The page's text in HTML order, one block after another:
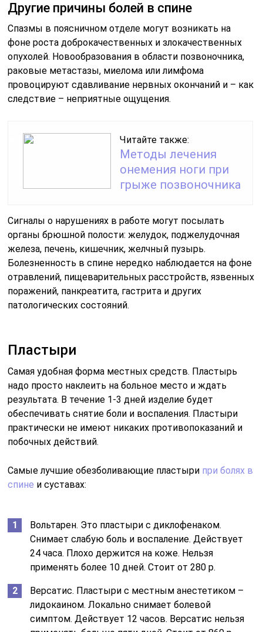
Другие причины болей в спине
Спазмы в поясничном отделе могут возникать на
фоне роста доброкачественных и злокачественных
опухолей. Новообразования в области позвоночника,
раковые метастазы, миелома или лимфома
провоцируют сдавливание нервных окончаний и – как
следствие – неприятные ощущения.
Читайте также:
Методы лечения
онемения ноги при
грыже позвоночника
Сигналы о нарушениях в работе могут посылать
органы брюшной полости: желудок, поджелудочная
железа, печень, кишечник, желчный пузырь.
Болезненность в спине нередко наблюдается на фоне
отравлений, пищеварительных расстройств, язвенных
поражений, панкреатита, гастрита и других
патологических состояний.
Пластыри
Самая удобная форма местных средств. Пластырь
надо просто наклеить на больное место и ждать
результата. В течение 1-3 дней изделие будет
обеспечивать снятие боли и воспаления. Пластыри
практически не имеют никаких противопоказаний и
побочных действий.
Самые лучшие обезболивающие пластыри при болях в
спине и суставах:
Вольтарен. Это пластыри с диклофенаком.
Снимает слабую боль и воспаление. Действует
24 часа. Плохо держится на коже. Нельзя
применять более 10 дней. Стоит от 280 р.
Версатис. Пластыри с местным анестетиком –
лидокаином. Локально снимает болевой
симптом. Действует 12 часов. Версатис нельзя